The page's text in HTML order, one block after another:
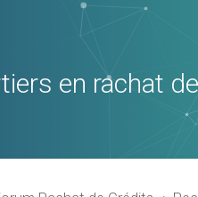
en rachat